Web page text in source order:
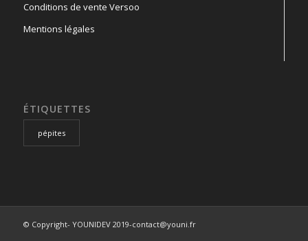
Conditions de vente Versoo
Mentions légales
ÉTIQUETTES
pépites
© Copyright- YOUNIDEV 2019-contact@youni.fr